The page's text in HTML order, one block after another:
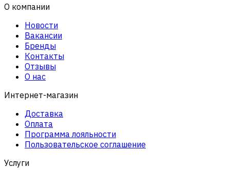
О компании
Новости
Вакансии
Бренды
Контакты
Отзывы
О нас
Интернет-магазин
Доставка
Оплата
Программа лояльности
Пользовательское соглашение
Услуги